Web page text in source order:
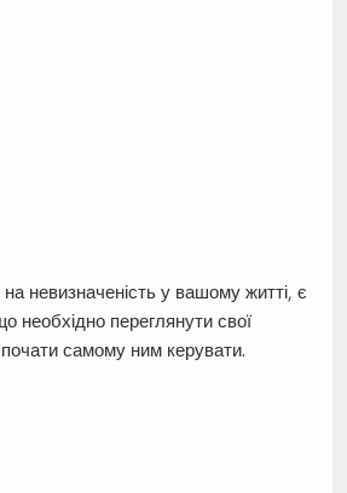
невизначеність у вашому житті, є
необхідно переглянути свої
самому ним керувати.